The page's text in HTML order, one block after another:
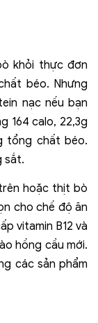
khỏi thực đơn
béo. Nhưng
nạc nếu bạn
164 calo, 22,3g
tổng chất béo.
sắt.
hoặc thịt bò
cho chế độ ăn
vitamin B12 và
hồng cầu mới.
các sản phẩm